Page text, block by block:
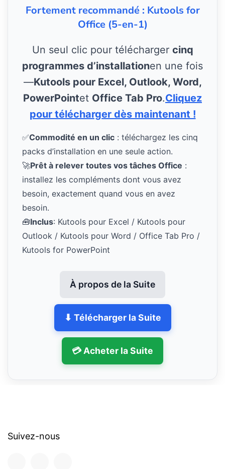
Fortement recommandé : Kutools for
Office (5-en-1)
Un seul clic pour télécharger cinq
programmes d’installationen une fois
—Kutools pour Excel, Outlook, Word,
PowerPointet Office Tab Pro.Cliquez
pour télécharger dès maintenant !
✅Commodité en un clic : téléchargez les cinq
packs d’installation en une seule action.
🚀Prêt à relever toutes vos tâches Office :
installez les compléments dont vous avez
besoin, exactement quand vous en avez
besoin.
🧰Inclus: Kutools pour Excel / Kutools pour
Outlook / Kutools pour Word / Office Tab Pro /
Kutools for PowerPoint
À propos de la Suite
⬇ Télécharger la Suite
💳 Acheter la Suite
Suivez-nous